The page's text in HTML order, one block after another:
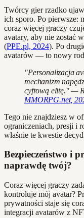
Twórcy gier rzadko
ich sporo. Po pierwsze:
coraz więcej graczy
avatary, aby nie zostać
(PPE.pl, 2024). Po
avatarów — to nowy
"Personalizacja
mechanizm
cyfrową elitę." —
MMORPG.net,
Tego nie znajdziesz w
ograniczeniach, presji i
właśnie te kwestie
Bezpieczeństwo i
naprawdę twój?
Coraz więcej graczy
kontroluje mój avatar?
prywatności staje się
integracji avatarów z